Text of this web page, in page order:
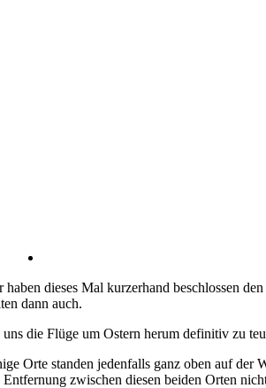
haben dieses Mal kurzerhand beschlossen
dann auch.
uns die Flüge um Ostern herum definitiv zu
Orte standen jedenfalls ganz oben auf der
Entfernung zwischen diesen beiden Orten